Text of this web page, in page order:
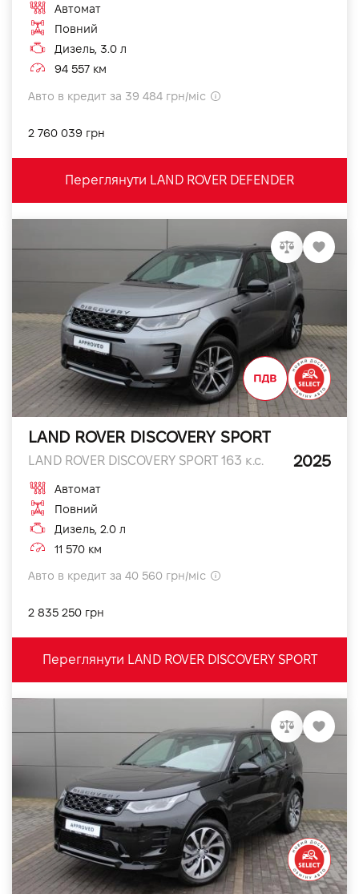
Автомат
Повний
Дизель, 3.0 л
94 557 км
Авто в кредит за 39 484 грн/міс
2 760 039 грн
Переглянути LAND ROVER DEFENDER
LAND ROVER DISCOVERY SPORT
LAND ROVER DISCOVERY SPORT 163 к.с. 2025
Автомат
Повний
Дизель, 2.0 л
11 570 км
Авто в кредит за 40 560 грн/міс
2 835 250 грн
Переглянути LAND ROVER DISCOVERY SPORT